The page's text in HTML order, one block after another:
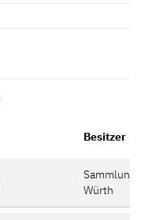
Besitzer
Sammlung
Würth